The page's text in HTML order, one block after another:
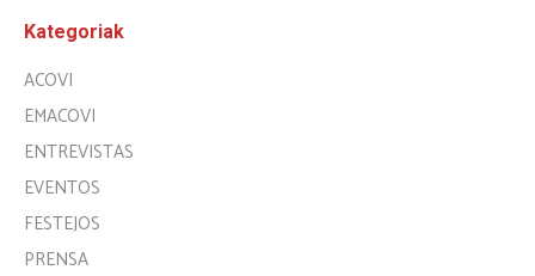
Kategoriak
ACOVI
EMACOVI
ENTREVISTAS
EVENTOS
FESTEJOS
PRENSA